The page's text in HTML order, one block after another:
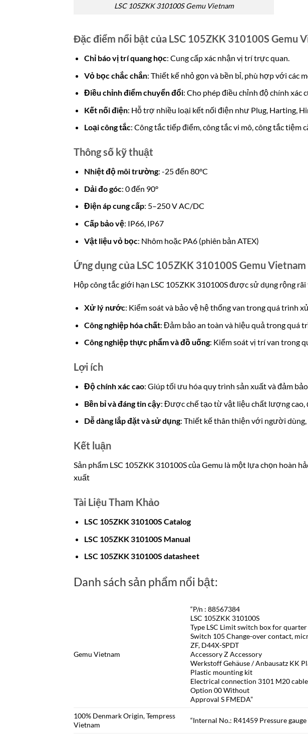
LSC 105ZKK 310100S Gemu Vietnam
Đặc điểm nổi bật của LSC 105ZKK 310100S Gemu
Chỉ báo vị trí quang học: Cung cấp xác nhận vị trí trực quan.
Vỏ bọc chắc chắn: Thiết kế nhỏ gọn và bền bỉ, phù hợp với các
Điều chỉnh điểm chuyển đổi: Cho phép điều chỉnh độ chính xác
Kết nối điện: Hỗ trợ nhiều loại kết nối điện như Plug, Harting,
Loại công tắc: Công tắc tiếp điểm, công tắc vi mô, công tắc tiệm
Thông số kỹ thuật
Nhiệt độ môi trường: -25 đến 80°C
Dải đo góc: 0 đến 90°
Điện áp cung cấp: 5–250 V AC/DC
Cấp bảo vệ: IP66, IP67
Vật liệu vỏ bọc: Nhôm hoặc PA6 (phiên bản ATEX)
Ứng dụng của LSC 105ZKK 310100S Gemu Vietnam
Hộp công tắc giới hạn LSC 105ZKK 310100S được sử dụng rộng
Xử lý nước: Kiểm soát và bảo vệ hệ thống van trong quá trình
Công nghiệp hóa chất: Đảm bảo an toàn và hiệu quả trong quá
Công nghiệp thực phẩm và đồ uống: Kiểm soát vị trí van trong
Lợi ích
Độ chính xác cao: Giúp tối ưu hóa quy trình sản xuất và đảm
Bền bỉ và đáng tin cậy: Được chế tạo từ vật liệu chất lượng cao,
Dễ dàng lắp đặt và sử dụng: Thiết kế thân thiện với người dùng,
Kết luận
Sản phẩm LSC 105ZKK 310100S của Gemu là một lựa chọn hoàn
xuất
Tài Liệu Tham Khảo
LSC 105ZKK 310100S Catalog
LSC 105ZKK 310100S Manual
LSC 105ZKK 310100S datasheet
Danh sách sản phẩm nổi bật:
Gemu Vietnam
“P/n : 88567384
LSC 105ZKK 310100S
Type LSC Limit switch box for
Switch 105 Change-over contact,
ZF, D44X-SPDT
Accessory Z Accessory
Werkstoff Gehäuse / Anbausatz KK
Plastic mounting kit
Electrical connection 3101 M20
Option 00 Without
Approval S FMEDA”
100% Denmark Origin, Tempress
Vietnam
“Internal No.: R41459 Pressure